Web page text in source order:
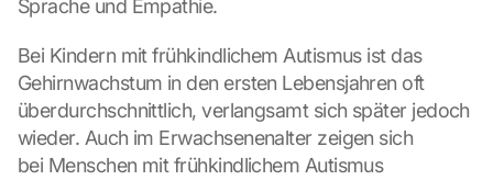
Sprache und Empathie.
Bei Kindern mit frühkindlichem Autismus ist das
Gehirnwachstum in den ersten Lebensjahren oft
überdurchschnittlich, verlangsamt sich später jedoch
wieder. Auch im Erwachsenenalter zeigen sich
bei Menschen mit frühkindlichem Autismus